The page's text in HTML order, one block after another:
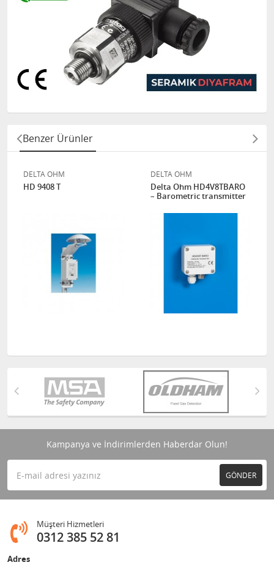
Benzer Ürünler
DELTA OHM
HD 9408 T
DELTA OHM
Delta Ohm HD4V8TBARO
– Barometric transmitter
Kampanya ve İndirimlerden Haberdar Olun!
GÖNDER
Müşteri Hizmetleri
0312 385 52 81
Adres